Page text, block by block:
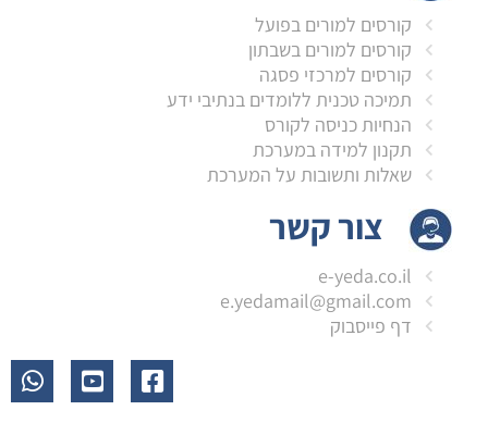
קורסים למורים בפועל
קורסים למורים בשבתון
קורסים למרכזי פסגה
תמיכה טכנית ללומדים בנתיבי ידע
הנחיות כניסה לקורס
תקנון למידה במערכת
שאלות ותשובות על המערכת
צור קשר
e-yeda.co.il
e.yedamail@gmail.com
דף פייסבוק